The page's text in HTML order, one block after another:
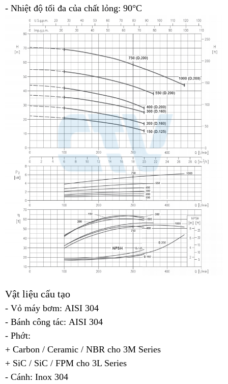
- Nhiệt độ tối đa của chất lỏng: 90°C
Vật liệu cấu tạo
- Vỏ máy bơm: AISI 304
- Bánh công tác: AISI 304
- Phớt:
+ Carbon / Ceramic / NBR cho 3M Series
+ SiC / SiC / FPM cho 3L Series
- Cánh: Inox 304